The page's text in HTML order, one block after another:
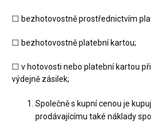
☐ bezhotovostně prostřednictvím
☐ bezhotovostně platební kartou;
☐ v hotovosti nebo platební kartou
výdejně zásilek;
Společně s kupní cenou je
prodávajícímu také náklady